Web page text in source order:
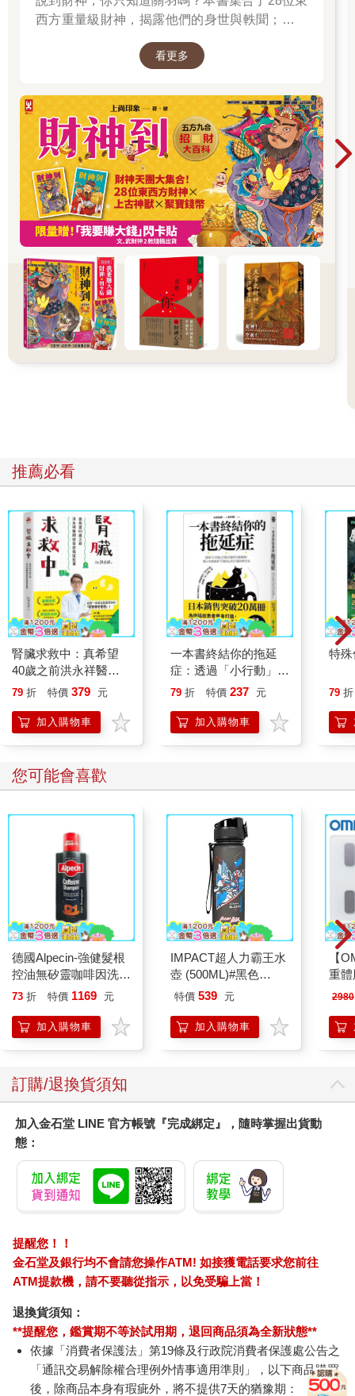
西方重量級財神，揭露他們的身世與軼聞；也介
慧與正能量；從神話、文學、歷史到民間信仰，
看更多
推薦必看
腎臟求救中：真希望
40歲之前洪永祥醫師
就告訴我這些事
79 折 特價 379 元
加入購物車
一本書終結你的拖延
症：透過「小行動」打
開大腦的行動開關，懶
的37個科學方法
79 折 特價 237 元
加入購物車
特
79 折
您可能會喜歡
德國Alpecin-強健髮根
控油無矽靈咖啡因洗髮
凝露375ml/瓶-C1強健
調理頭皮洗髮液/0矽靈
滋潤洗頭髮水/一般髮
73 折 特價 1169 元
加入購物車
IMPACT超人力霸王水
壺 (500ML)#黑色
IMUTB01BK
特價 539 元
加入購物車
【
重
2980
訂購/退換貨須知
加入金石堂 LINE 官方帳號『完成綁定』，隨時掌握出貨動
態：
提醒您！！
金石堂及銀行均不會請您操作ATM! 如接獲電話要求您前往
ATM提款機，請不要聽從指示，以免受騙上當！
退換貨須知：
**提醒您，鑑賞期不等於試用期，退回商品須為全新狀態**
依據「消費者保護法」第19條及行政院消費者保護處公告之
「通訊交易解除權合理例外情事適用準則」，以下商品購買
後，除商品本身有瑕疵外，將不提供7天的猶豫期：